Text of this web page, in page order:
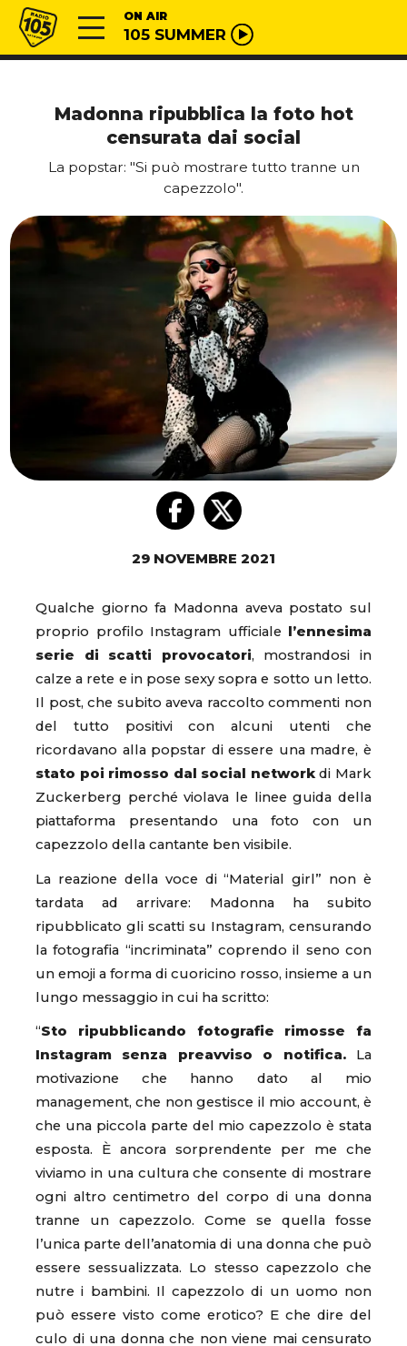
Vai al contenuto
Radio 105 ON AIR
105 SUMMER
Madonna ripubblica la foto hot
censurata dai social
La popstar: "Si può mostrare tutto tranne un
capezzolo".
29 NOVEMBRE 2021
Qualche giorno fa Madonna aveva postato sul
proprio profilo Instagram ufficiale
l’ennesima
serie di scatti provocatori, mostrandosi in
calze a rete e in pose sexy sopra e sotto un letto.
Il post, che subito aveva raccolto commenti non
del tutto positivi con alcuni utenti che
ricordavano alla popstar di essere una madre, è
stato poi rimosso dal social networkdi Mark
Zuckerberg perché violava le linee guida della
piattaforma presentando una foto con un
capezzolo della cantante ben visibile.
La reazione della voce di “Material girl” non è
tardata ad arrivare: Madonna ha subito
ripubblicato gli scatti su Instagram, censurando
la fotografia “incriminata” coprendo il seno con
un emoji a forma di cuoricino rosso, insieme a un
lungo messaggio in cui ha scritto:
“Sto ripubblicando fotografie rimosse fa
Instagram senza preavviso o notifica.La
motivazione che hanno dato al mio
management, che non gestisce il mio account, è
che una piccola parte del mio capezzolo è stata
esposta. È ancora sorprendente per me che
viviamo in una cultura che consente di mostrare
ogni altro centimetro del corpo di una donna
tranne un capezzolo. Come se quella fosse
l’unica parte dell’anatomia di una donna che può
essere sessualizzata. Lo stesso capezzolo che
nutre i bambini. Il capezzolo di un uomo non
può essere visto come erotico? E che dire del
culo di una donna che non viene mai censurato